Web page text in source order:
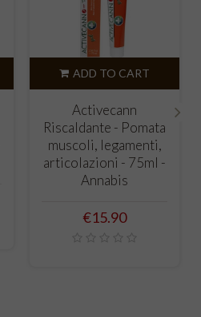
ADD TO CART
Activecann
Riscaldante - Pomata
muscoli, legamenti,
articolazioni - 75ml -
Annabis
Price
€15.90